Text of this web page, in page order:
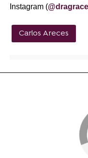
Instagram (
Carlos Areces